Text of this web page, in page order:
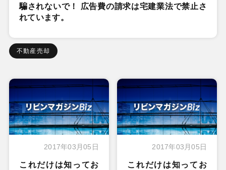
騙されないで！ 広告費の請求は宅建業法で禁止さ
れています。
不動産売却
2017年03月05日
これだけは知ってお
2017年03月05日
これだけは知ってお